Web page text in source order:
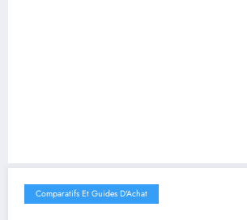
Comparatifs Et Guides D'Achat